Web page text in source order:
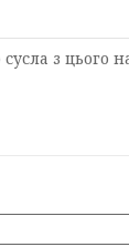
з цього